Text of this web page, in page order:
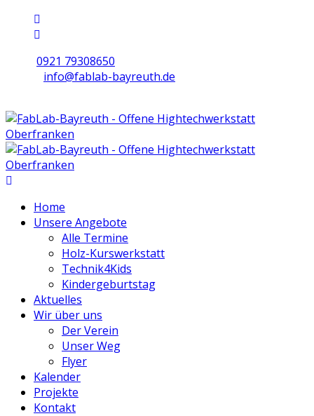
0921 79308650
info@fablab-bayreuth.de
Home
Unsere Angebote
Alle Termine
Holz-Kurswerkstatt
Technik4Kids
Kindergeburtstag
Aktuelles
Wir über uns
Der Verein
Unser Weg
Flyer
Kalender
Projekte
Kontakt